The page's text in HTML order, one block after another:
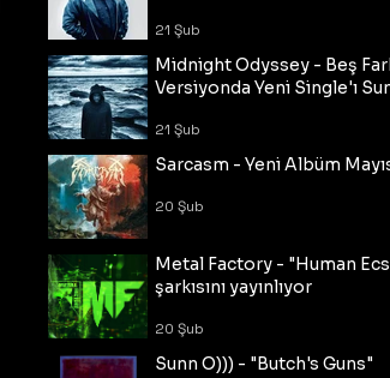
21 Şub
Midnight Odyssey - Beş
Versiyonda Yeni Single'ı
21 Şub
Sarcasm - Yeni Albüm
20 Şub
Metal Factory - "Human
şarkısını yayınlıyor
20 Şub
Sunn O))) - "Butch's Guns"